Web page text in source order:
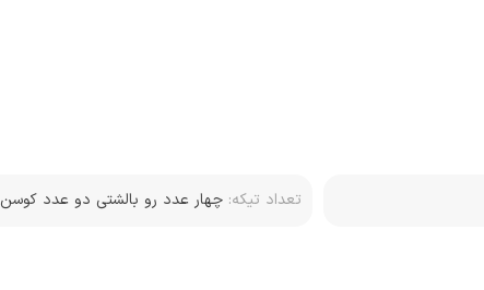
تعداد تیکه: چهار عدد رو بالشتی دو عدد کوسن